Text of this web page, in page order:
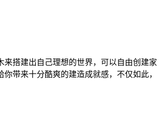
搭建出自己理想的世界，可以自由创建家
带来十分酷爽的建造成就感，不仅如此，